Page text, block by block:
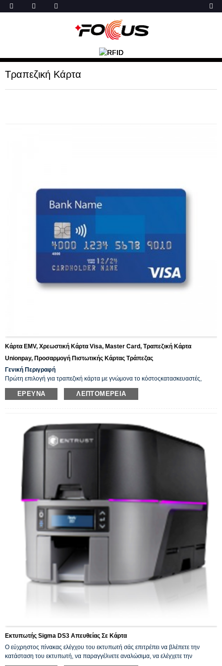
Τραπεζική Κάρτα
Κάρτα EMV, Χρεωστική Κάρτα Visa, Master Card, Τραπεζική Κάρτα
Unionpay, Προσαρμογή Πιστωτικής Κάρτας Τράπεζας
Γενική Περιγραφή
Πρώτη επιλογή για τραπεζική κάρτα με γνώμονα το κόστοςκατασκευαστές
υποστηρίζουμε όλα τα προφίλ από VISA, MasterCard, China UnionPay, AMEX
έως κάρτες JCB. Η επαγγελματική ομάδα πωλήσεών μας μπορεί επίσης να σας
ΈΡΕΥΝΑ ΛΕΠΤΟΜΈΡΕΙΑ
Εκτυπωτής Sigma DS3 Απευθείας Σε Κάρτα
Ο εύχρηστος πίνακας ελέγχου του εκτυπωτή σάς επιτρέπει να βλέπετε την
κατάσταση του εκτυπωτή, να παραγγέλνετε αναλώσιμα, να ελέγχετε την